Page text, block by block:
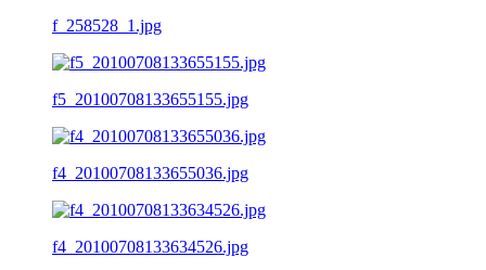
f_258528_1.jpg
f5_20100708133655155.jpg
f4_20100708133655036.jpg
f4_20100708133634526.jpg